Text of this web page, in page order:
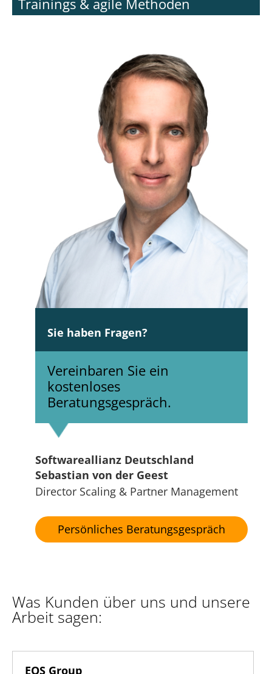
Trainings & agile Methoden
Sie haben Fragen?
Vereinbaren Sie ein
kostenloses
Beratungsgespräch.
Softwareallianz Deutschland
Sebastian von der Geest
Director Scaling & Partner Management
Persönliches Beratungsgespräch
Was Kunden über uns und unsere
Arbeit sagen:
EOS Group